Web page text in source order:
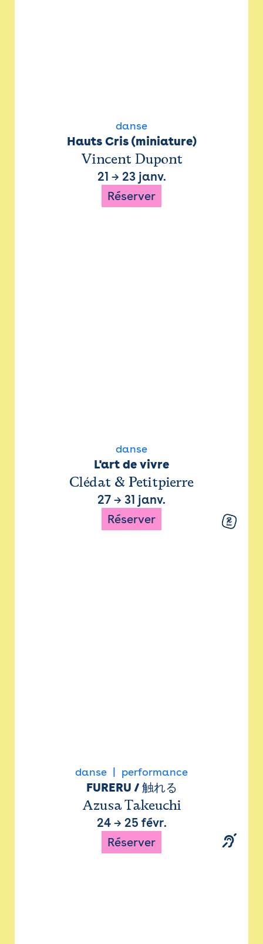
danse
Hauts Cris (miniature)
Vincent Dupont
21 → 23 janv.
Réserver
danse
L'art de vivre
Clédat & Petitpierre
27 → 31 janv.
Réserver
danse performance
FURERU / 触れる
Azusa Takeuchi
24→ 25 févr.
Réserver